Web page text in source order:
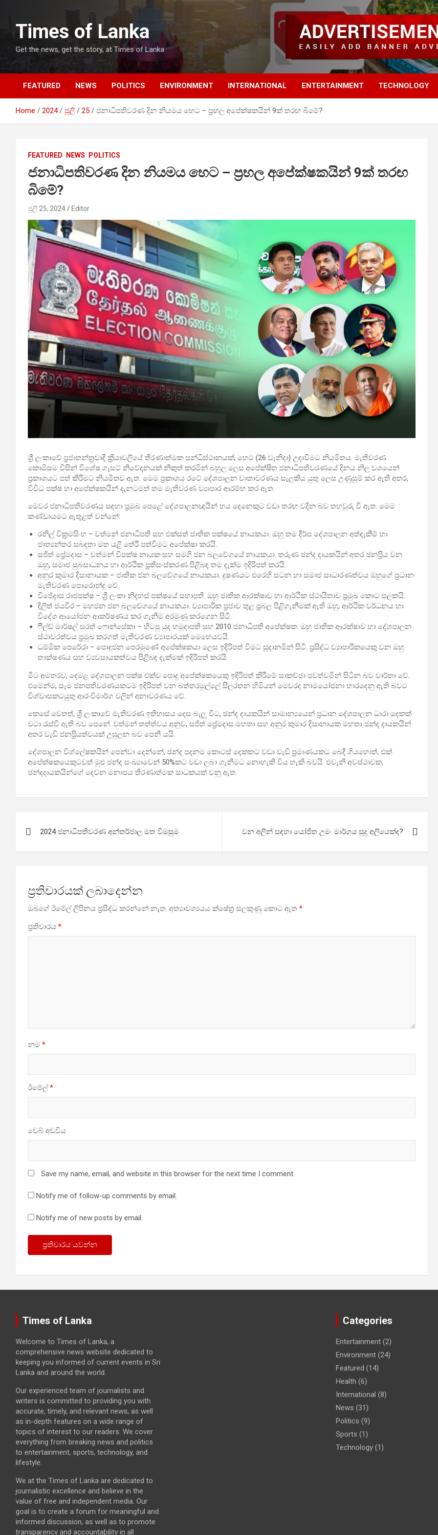
contentTimes of Lanka
Get the news, get the story, at Times of Lanka
FEATURED NEWS POLITICS ENVIRONMENT INTERNATIONAL ENTERTAINMENT TECHNOLOGY
Home 2024 ජූලි 25 ජනාධිපතිවරණ දින නියමය හෙට – ප්‍රභල අපේක්ෂකයින් 9ක් තරඟ බිමේ?
FEATURED NEWS POLITICS
ජනාධිපතිවරණ දින නියමය හෙට – ප්‍රභල අපේක්ෂකයින් 9ක් තරඟ
බිමේ?
ජූලි 25, 2024 Editor
ශ්‍රී ලංකාවේ ප්‍රජාතන්ත්‍රවාදී ක්‍රියාවලියේ තීරණාත්මක සන්ධිස්ථානයක්, හෙට (26 වැනිදා) උදාවීමට නියමිතය. මැතිවරණ
කොමිසම විසින් විශේෂ ගැසට් නිවේදනයක් නිකුත් කරමින් බහුල ලෙස අපේක්ෂිත ජනාධිපතිවරණයේ දිනය නිල වශයෙන්
ප්‍රකාශයට පත් කිරීමට නියමිතව ඇත. මෙම ප්‍රකාශය රටේ දේශපාලන වාතාවරණය සැලකිය යුතු ලෙස උණුසුම් කර ඇති අතර,
විවිධ පක්ෂ හා අපේක්ෂකයින් දැනටමත් තම මැතිවරණ ව්‍යාපාර ආරම්භ කර ඇත.
මෙවර ජනාධිපතිවරණය සඳහා ප්‍රමුඛ පෙළේ දේශපාලනඥයින් හය දෙනෙකුට වඩා තරඟ වදින බව තහවුරු වී ඇත. මෙම
කණ්ඩායමට ඇතුළත් වන්නේ:
රනිල් වික්‍රමසිංහ – වත්මන් ජනාධිපති සහ එක්සත් ජාතික පක්ෂයේ නායකයා. ඔහු තම දීර්ඝ දේශපාලන අත්දැකීම් හා
ජාත්‍යන්තර සබඳතා මත යළි තේරී පත්වීමට අපේක්ෂා කරයි.
සජිත් ප්‍රේමදාස – වත්මන් විපක්ෂ නායක සහ සමගි ජන බලවේගයේ නායකයා. තරුණ ඡන්ද දායකයින් අතර ජනප්‍රිය වන
ඔහු, සමාජ සුබසාධනය හා ආර්ථික ප්‍රතිසංස්කරණ පිළිබඳ තම දැක්ම ඉදිරිපත් කරයි.
අනුර කුමාර දිසානායක – ජාතික ජන බලවේගයේ නායකයා. දූෂණයට එරෙහි සටන හා සමාජ සාධාරණත්වය ඔහුගේ ප්‍රධාන
මැතිවරණ පොරොන්දු වේ.
විජේදාස රාජපක්ෂ – ශ්‍රී ලංකා නිදහස් පක්ෂයේ සභාපති. ඔහු ජාතික ආරක්ෂාව හා ආර්ථික ස්ථායීතාව ප්‍රමුඛ කොට සලකයි.
දිලිත් ජයවීර – මහජන ජන බලවේගයේ නායකයා. ව්‍යාපාරික ප්‍රජාව තුළ ප්‍රබල පිළිගැනීමක් ඇති ඔහු, ආර්ථික වර්ධනය හා
විදේශ ආයෝජන ආකර්ෂණය කර ගැනීම අරමුණු කරගෙන සිටී.
ෆීල්ඩ් මාර්ෂල් සරත් ෆොන්සේකා – හිටපු යුද හමුදාපති සහ 2010 ජනාධිපති අපේක්ෂක. ඔහු ජාතික ආරක්ෂාව හා දේශපාලන
ස්ථාවරත්වය ප්‍රමුඛ කරගත් මැතිවරණ ව්‍යාපාරයක් මෙහෙයවයි.
ධම්මික පෙරේරා – පොදුජන පෙරමුණේ අපේක්ෂකයා ලෙස ඉදිරිපත් වීමට සූදානමින් සිටී. ප්‍රසිද්ධ ව්‍යාපාරිකයෙකු වන ඔහු
තාක්ෂණය සහ ව්‍යවසායකත්වය පිළිබඳ දැක්මක් ඉදිරිපත් කරයි.
මීට අමතරව, දෙමළ දේශපාලන පක්ෂ එක්ව පොදු අපේක්ෂකයෙකු ඉදිරිපත් කිරීමේ සාකච්ඡා පවත්වමින් සිටින බව වාර්තා වේ.
එමෙන්ම, සෑම ජනපතිවරණයකටම ඉදිරිපත් වන බත්තරමුල්ලේ සීලරතන හිමියන් මෙවරද නාමයෝජනා භාරදෙනු ඇති බවට
විශ්වාසකටයුතු ආරංචිමාර්ග වලින් අනාවරණය වේ.
කෙසේ වෙතත්, ශ්‍රී ලංකාවේ මැතිවරණ ඉතිහාසය දෙස බැලූ විට, ඡන්ද දායකයින් සාමාන්‍යයෙන් ප්‍රධාන දේශපාලන ධාරා දෙකක්
වටා රැස්වී ඇති බව පෙනේ. වත්මන් තත්ත්වය අනුව, සජිත් ප්‍රේමදාස මහතා සහ අනුර කුමාර දිසානායක මහතා ඡන්ද දායකයින්
අතර වැඩි ජනප්‍රියත්වයක් උසුලන බව පෙනී යයි.
දේශපාලන විශ්ලේෂකයින් පෙන්වා දෙන්නේ, ඡන්ද පදනම කොටස් දෙකකට වඩා වැඩි ප්‍රමාණයකට බෙදී ගියහොත්, එක්
අපේක්ෂකයෙකුටවත් මුළු ඡන්ද සංඛ්‍යාවෙන් 50%කට වඩා ලබා ගැනීමට නොහැකි විය හැකි බවයි. එවැනි අවස්ථාවක,
ඡන්දදායකයින්ගේ දෙවන මනාපය තීරණාත්මක සාධකයක් වනු ඇත.
යාත්‍රණය
2024 ජනාධිපතිවරණ අන්තර්ජාල මත විමසුම වන අලින් සඳහා යෝජිත උමං මාර්ගය සුදු අලියෙක්ද?
ප්‍රතිචාරයක් ලබාදෙන්න
ඔබගේ ඊමේල් ලිපිනය ප්‍රසිද්ධ කරන්නේ නැත. අත්‍යාවශ්‍යයය ක්ෂේත්‍ර සලකුණු කොට ඇත *
ප්‍රතිචාරය *
නම *
ඊමේල්*
වෙබ් අඩවිය
Save my name, email, and website in this browser for the next time I comment.
Notify me of follow-up comments by email.
Notify me of new posts by email.
Times of Lanka
Welcome to Times of Lanka, a
comprehensive news website dedicated to
keeping you informed of current events in Sri
Lanka and around the world.
Our experienced team of journalists and
writers is committed to providing you with
accurate, timely, and relevant news, as well
as in-depth features on a wide range of
topics of interest to our readers. We cover
everything from breaking news and politics
to entertainment, sports, technology, and
lifestyle.
We at the Times of Lanka are dedicated to
journalistic excellence and believe in the
value of free and independent media. Our
goal is to create a forum for meaningful and
informed discussion, as well as to promote
transparency and accountability in all
Categories
Entertainment (2)
Environment (24)
Featured (14)
Health (6)
International (8)
News (31)
Politics (9)
Sports (1)
Technology (1)